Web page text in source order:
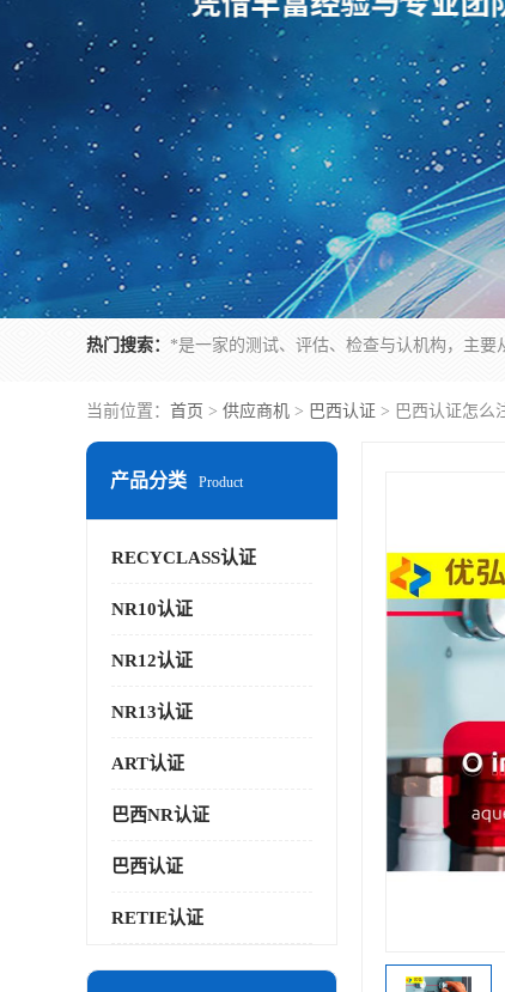
热门搜索：
当前位置： 首页 > 供应商机 > 巴西认证 > 巴西认证怎么
产品分类 Product
RECYCLASS认证
NR10认证
NR12认证
NR13认证
ART认证
巴西NR认证
巴西认证
RETIE认证